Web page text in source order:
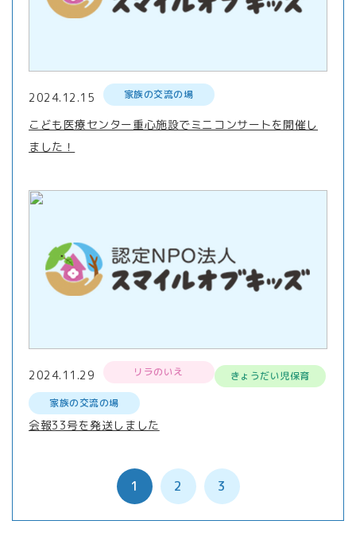
2024.12.15 家族の交流の場
こども医療センター重心施設でミニコンサートを開催し
ました！
2024.11.29 リラのいえ
きょうだい児保育
家族の交流の場
会報33号を発送しました
1 2 3